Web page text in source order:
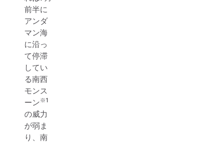
前半に
アンダ
マン海
に沿っ
て停滞
してい
る南西
モンス
ーン※1
の威力
が弱ま
り、南